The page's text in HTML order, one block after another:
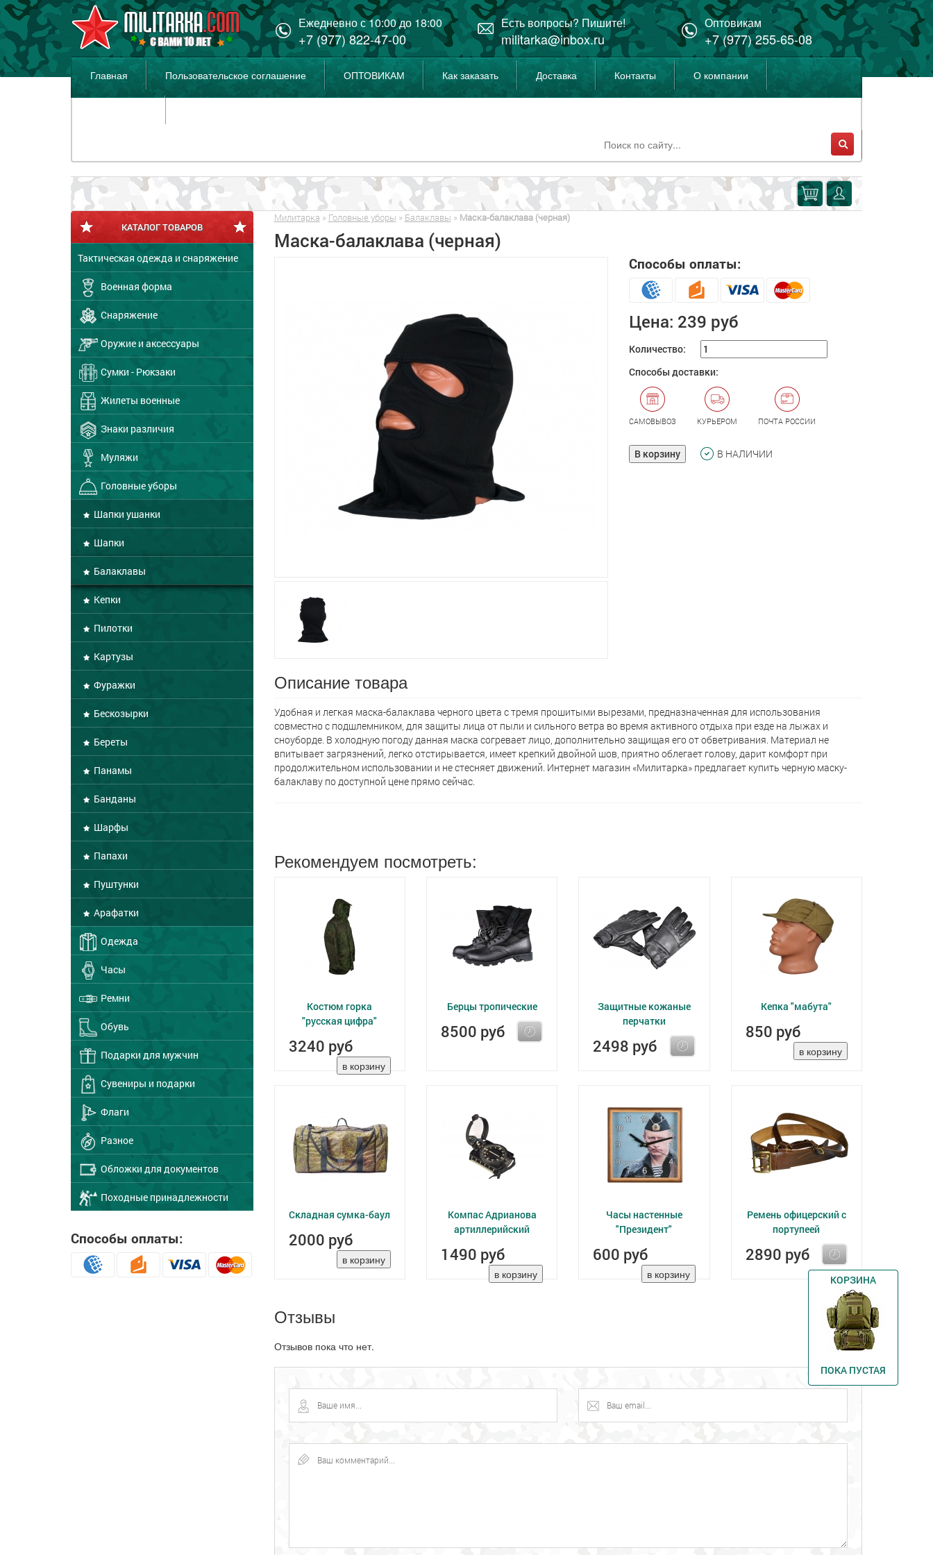
Ежедневно с 10:00 до 18:00
+7 (977) 822-47-00
Есть вопросы? Пишите!
militarka@inbox.ru
Оптовикам
+7 (977) 255-65-08
Главная Пользовательское соглашение ОПТОВИКАМ Как заказать Доставка Контакты О компании
КАТАЛОГ ТОВАРОВ
Тактическая одежда и снаряжение
Военная форма
Снаряжение
Оружие и аксессуары
Сумки - Рюкзаки
Жилеты военные
Знаки различия
Муляжи
Головные уборы
Шапки ушанки
Шапки
Балаклавы
Кепки
Пилотки
Картузы
Фуражки
Бескозырки
Береты
Панамы
Банданы
Шарфы
Папахи
Пуштунки
Арафатки
Одежда
Часы
Ремни
Обувь
Подарки для мужчин
Сувениры и подарки
Флаги
Разное
Обложки для документов
Походные принадлежности
Способы оплаты:
Милитарка » Головные уборы » Балаклавы » Маска-балаклава (черная)
Маска-балаклава (черная)
Способы оплаты:
Цена: 239 руб
Количество:
Способы доставки:
САМОВЫВОЗ КУРЬЕРОМ ПОЧТА РОССИИ
В корзину В НАЛИЧИИ
Описание товара
Удобная и легкая маска-балаклава черного цвета с тремя прошитыми вырезами, предназначенная для использования
совместно с подшлемником, для защиты лица от пыли и сильного ветра во время активного отдыха при езде на лыжах и
сноуборде. В холодную погоду данная маска согревает лицо, дополнительно защищая его от обветривания. Материал не
впитывает загрязнений, легко отстирывается, имеет крепкий двойной шов, приятно облегает голову, дарит комфорт при
продолжительном использовании и не стесняет движений. Интернет магазин «Милитарка» предлагает кyпить черную маску-
балаклаву по доступной цене прямо сейчас.
Рекомендуем посмотреть:
Костюм горка
"русская цифра"
3240 руб
Берцы тропические
8500 руб
Защитные кожаные
перчатки
2498 руб
Кепка "мабута"
850 руб
Складная сумка-баул
2000 руб
Компас Адрианова
артиллерийский
1490 руб
Часы настенные
"Президент"
600 руб
Ремень офицерский с
портупеей
2890 руб
Отзывы
Отзывов пока что нет.
КОРЗИНА
ПОКА ПУСТАЯ